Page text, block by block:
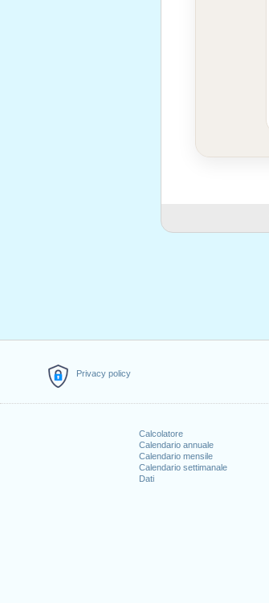
Privacy policy
Calcolatore
Calendario annuale
Calendario mensile
Calendario settimanale
Dati